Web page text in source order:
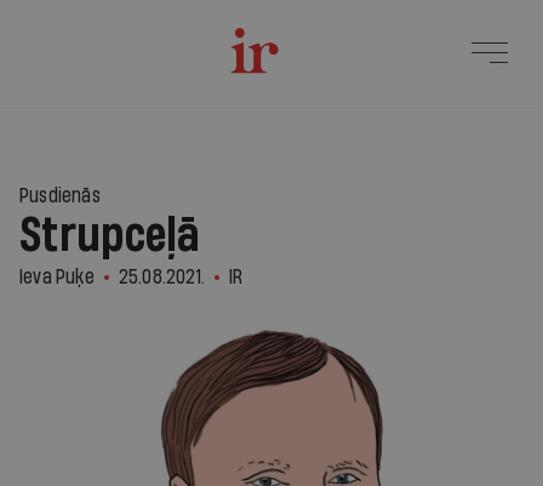
Pusdienās
Strupceļā
Ieva Puķe 25.08.2021. IR